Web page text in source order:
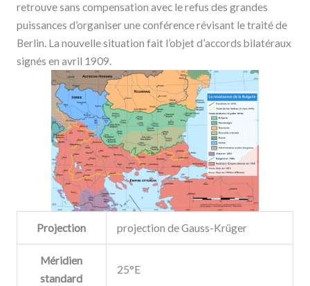
retrouve sans compensation avec le refus des grandes
puissances d’organiser une conférence révisant le traité de
Berlin. La nouvelle situation fait l’objet d’accords bilatéraux
signés en avril 1909.
Projection projection de Gauss-Krüger
Méridien
standard
25°E